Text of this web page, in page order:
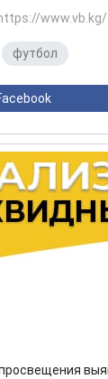
футбол